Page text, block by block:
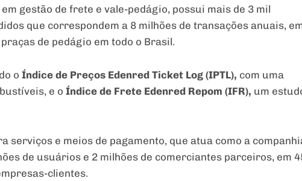
gestão de frete e vale-pedágio, possui mais de 3 mil
que correspondem a 8 milhões de transações anuais,
de pedágio em todo o Brasil.
o Índice de Preços Edenred Ticket Log (IPTL), com uma
e o Índice de Frete Edenred Repom (IFR), um
serviços e meios de pagamento, que atua como a
de usuários e 2 milhões de comerciantes parceiros, em
clientes.